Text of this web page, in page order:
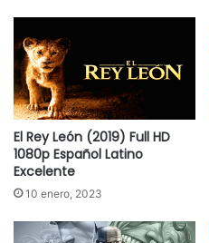
El Rey León (2019) Full HD
1080p Español Latino
Excelente
10 enero, 2023